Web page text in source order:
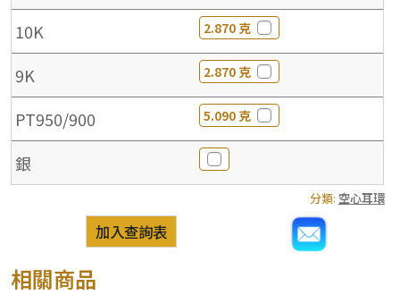
10K 2.870 克
9K 2.870 克
PT950/900 5.090 克
銀
分類: 空心耳環
加入查詢表
相關商品